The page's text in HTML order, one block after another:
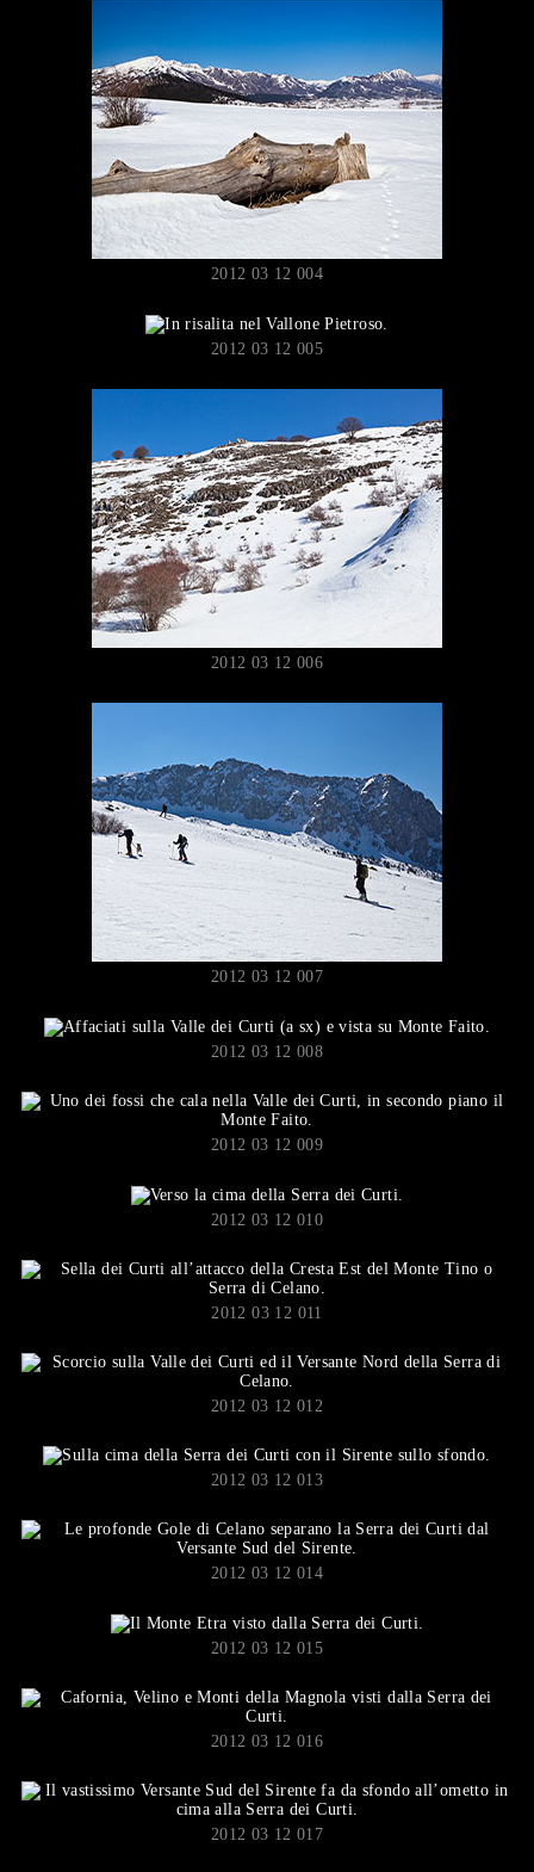
2012 03 12 004
2012 03 12 005
2012 03 12 006
2012 03 12 007
2012 03 12 008
2012 03 12 009
2012 03 12 010
2012 03 12 011
2012 03 12 012
2012 03 12 013
2012 03 12 014
2012 03 12 015
2012 03 12 016
2012 03 12 017